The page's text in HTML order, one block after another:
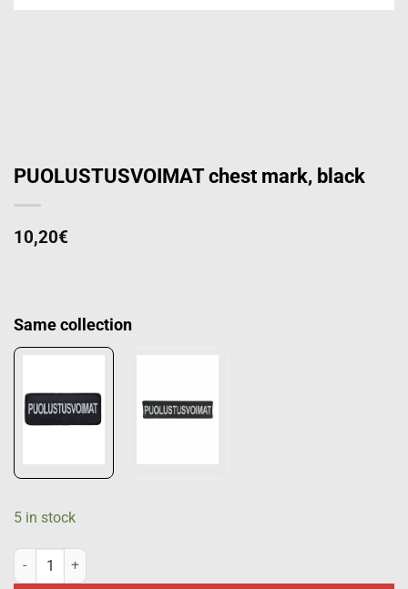
PUOLUSTUSVOIMAT chest mark, black
10,20€
Same collection
5 in stock
PUOLUSTUSVOIMAT chest mark, black quantity